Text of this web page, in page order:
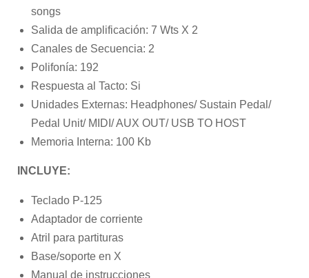
songs
Salida de amplificación: 7 Wts X 2
Canales de Secuencia: 2
Polifonía: 192
Respuesta al Tacto: Si
Unidades Externas: Headphones/ Sustain Pedal/
Pedal Unit/ MIDI/ AUX OUT/ USB TO HOST
Memoria Interna: 100 Kb
INCLUYE:
Teclado P-125
Adaptador de corriente
Atril para partituras
Base/soporte en X
Manual de instrucciones